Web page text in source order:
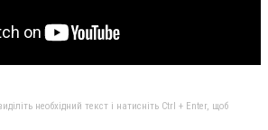
необхідний текст і натисніть Ctrl + Enter, щоб